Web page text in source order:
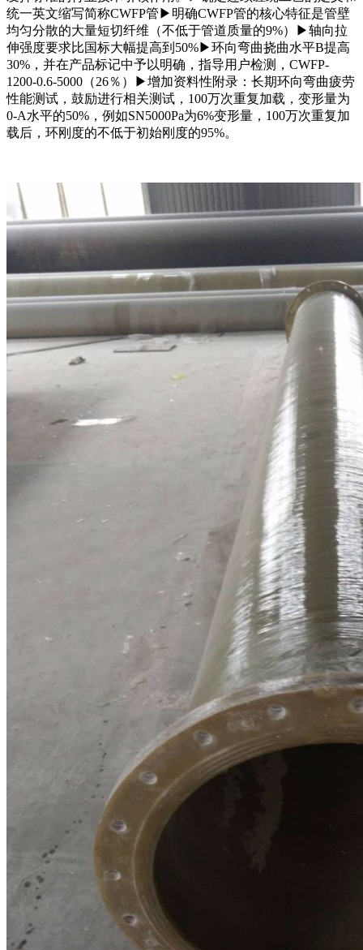
统一英文缩写简称CWFP管▶明确CWFP管的核心特征是管壁
均匀分散的大量短切纤维（不低于管道质量的9%）▶轴向拉
伸强度要求比国标大幅提高到50%▶环向弯曲挠曲水平B提高
30%，并在产品标记中予以明确，指导用户检测，CWFP-
1200-0.6-5000（26％）▶增加资料性附录：长期环向弯曲疲劳
性能测试，鼓励进行相关测试，100万次重复加载，变形量为
0-A水平的50%，例如SN5000Pa为6%变形量，100万次重复加
载后，环刚度的不低于初始刚度的95%。